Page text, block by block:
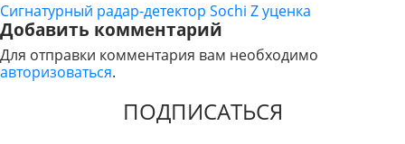
НАВИГАЦИЯ
ПО
ЗАПИСЯМ
Сигнатурный радар-детектор Sochi Z уценка
Добавить комментарий
Для отправки комментария вам необходимо
авторизоваться.
ПОДПИСАТЬСЯ